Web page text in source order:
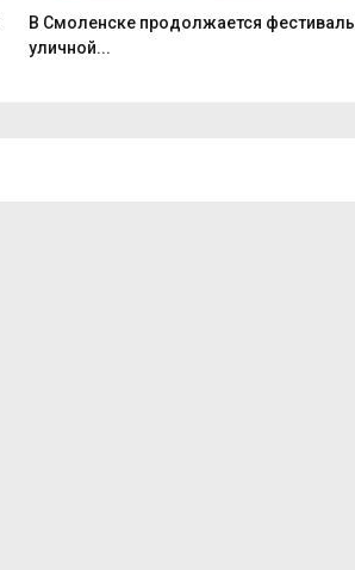
В Смоленске продолжается фестиваль
уличной...